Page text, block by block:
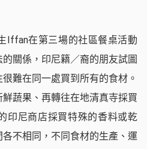
Iffan在第三場的社區餐桌活動
關係，印尼籍／裔的朋友試圖
難在同一處買到所有的食材。
蔬果、再轉往在地清真寺採買
印尼商店採買特殊的香料或乾
不相同，不同食材的生產、運